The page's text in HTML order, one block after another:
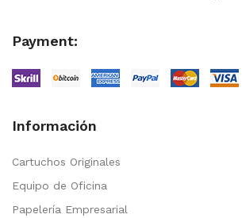
Payment:
Información
Cartuchos Originales
Equipo de Oficina
Papelería Empresarial